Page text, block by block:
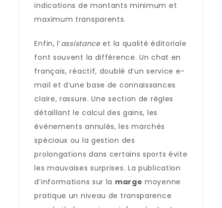
indications de montants minimum et
maximum transparents.
Enfin, l’assistanceet la qualité éditoriale
font souvent la différence. Un chat en
français, réactif, doublé d’un service e-
mail et d’une base de connaissances
claire, rassure. Une section de règles
détaillant le calcul des gains, les
événements annulés, les marchés
spéciaux ou la gestion des
prolongations dans certains sports évite
les mauvaises surprises. La publication
d’informations sur la marge moyenne
pratique un niveau de transparence